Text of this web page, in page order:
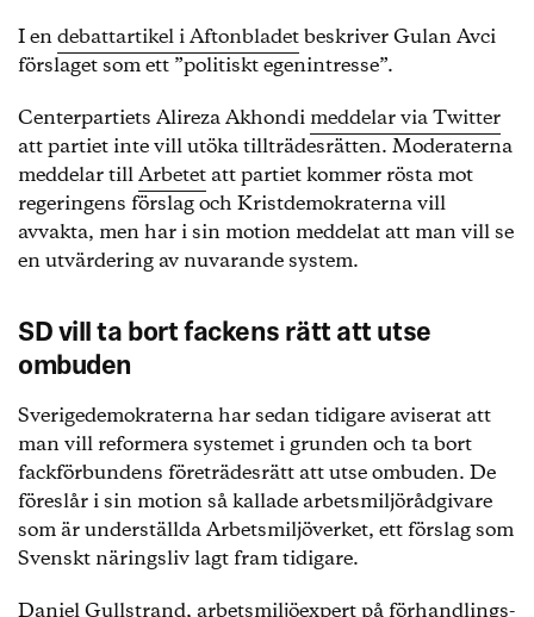
I endebattartikel i Aftonbladetbeskriver Gulan Avci
förslaget som ett ”politiskt egenintresse”.
Centerpartiets Alireza Akhondimeddelar via Twitter
att partiet inte vill utöka tillträdesrätten. Moderaterna
meddelar tillArbetet att partiet kommer rösta mot
regeringens förslag och Kristdemokraterna vill
avvakta, men har i sin motion meddelat att man vill se
en utvärdering av nuvarande system.
SD vill ta bort fackens rätt att utse
ombuden
Sverigedemokraterna har sedan tidigare aviserat att
man vill reformera systemet i grunden och ta bort
fackförbundens företrädesrätt att utse ombuden. De
föreslår i sin motion så kallade arbetsmiljörådgivare
som är underställda Arbetsmiljöverket, ett förslag som
Svenskt näringsliv lagt fram tidigare.